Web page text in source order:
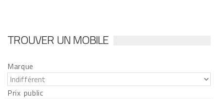
TROUVER UN MOBILE
Marque
Prix public